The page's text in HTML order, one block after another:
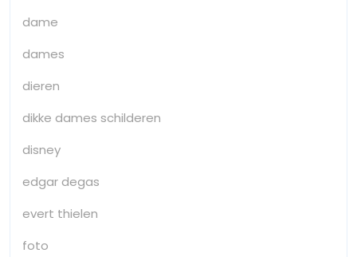
dame
dames
dieren
dikke dames schilderen
disney
edgar degas
evert thielen
foto